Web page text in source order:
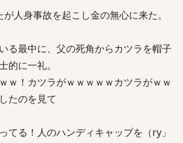
人身事故を起こし金の無心に来た。
る最中に、父の死角からカツラを帽子
的に一礼。
ｗ！カツラがｗｗｗｗｗカツラがｗｗ
たのを見て
てる！人のハンディキャップを（ry」